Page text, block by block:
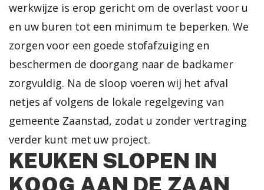
werkwijze is erop gericht om de overlast voor u
en uw buren tot een minimum te beperken. We
zorgen voor een goede stofafzuiging en
beschermen de doorgang naar de badkamer
zorgvuldig. Na de sloop voeren wij het afval
netjes af volgens de lokale regelgeving van
gemeente Zaanstad, zodat u zonder vertraging
verder kunt met uw project.
KEUKEN SLOPEN IN
KOOG AAN DE ZAAN